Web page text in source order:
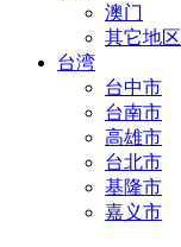
澳门
其它地区
台湾
台中市
台南市
高雄市
台北市
基隆市
嘉义市